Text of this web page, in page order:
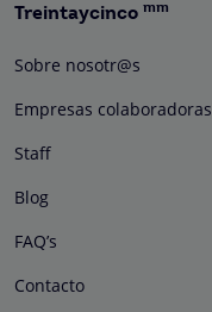
Treintaycinco mm
Sobre nosotr@s
Empresas colaboradoras
Staff
Blog
FAQ’s
Contacto